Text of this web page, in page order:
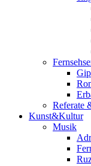
Referate
Kunst&Kultur
Musik